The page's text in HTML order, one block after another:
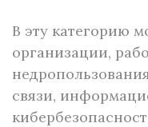
В эту категорию
организации,
связи,